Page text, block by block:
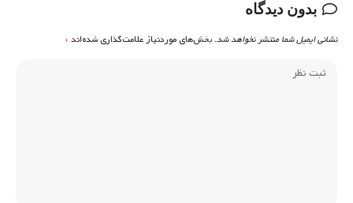
بدون دیدگاه
نشانی ایمیل شما منتشر نخواهد شد. بخش‌های موردنیاز علامت‌گذاری شده‌اند*